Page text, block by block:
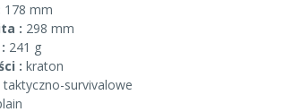
178 mm
: 298 mm
241 g
: kraton
taktyczno-survivalowe